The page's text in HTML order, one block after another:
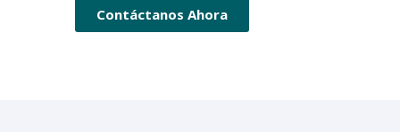
Contáctanos Ahora